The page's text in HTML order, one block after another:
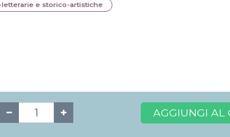
e storico-artistiche
AGGIUNGI AL